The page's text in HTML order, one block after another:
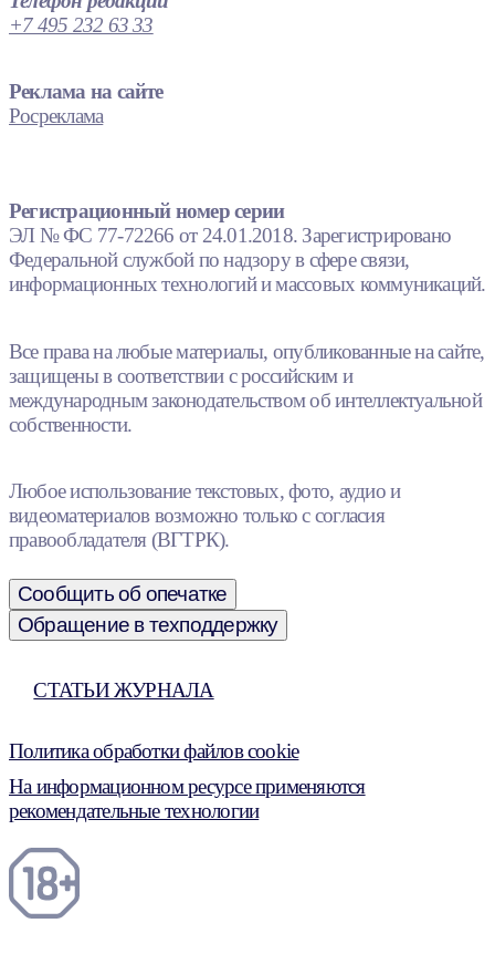
+7 495 232 63 33
Реклама на сайте
Росреклама
Регистрационный номер серии
ЭЛ № ФС 77-72266 от 24.01.2018. Зарегистрировано
Федеральной службой по надзору в сфере связи,
информационных технологий и массовых коммуникаций.
Все права на любые материалы, опубликованные на сайте,
защищены в соответствии с российским и
международным законодательством об интеллектуальной
собственности.
Любое использование текстовых, фото, аудио и
видеоматериалов возможно только с согласия
правообладателя (ВГТРК).
Сообщить об опечатке
Обращение в техподдержку
СТАТЬИ ЖУРНАЛА
Политика обработки файлов cookie
На информационном ресурсе применяются
рекомендательные технологии